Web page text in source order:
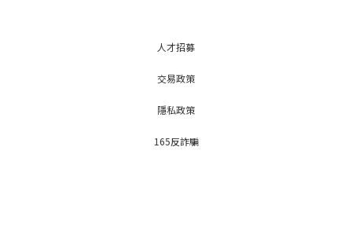
人才招募
交易政策
隱私政策
165反詐騙